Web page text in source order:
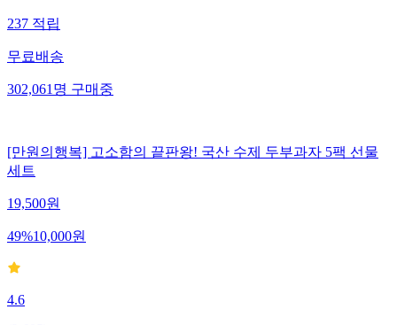
237적립
무료배송
302,061명구매중
[만원의행복] 고소함의 끝판왕! 국산 수제 두부과자 5팩 선물
세트
19,500원
49%10,000원
4.6